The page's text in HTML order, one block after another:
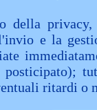
della
e la
ritardi o